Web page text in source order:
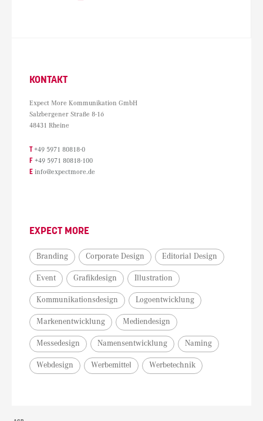
KONTAKT
Expect More Kommunikation GmbH
Salzbergener Straße 8-16
48431 Rheine
T +49 5971 80818-0
F +49 5971 80818-100
E info@expectmore.de
EXPECT MORE
Branding Corporate Design Editorial Design
Event Grafikdesign Illustration
Kommunikationsdesign Logoentwicklung
Markenentwicklung Mediendesign
Messedesign Namensentwicklung Naming
Webdesign Werbemittel Werbetechnik